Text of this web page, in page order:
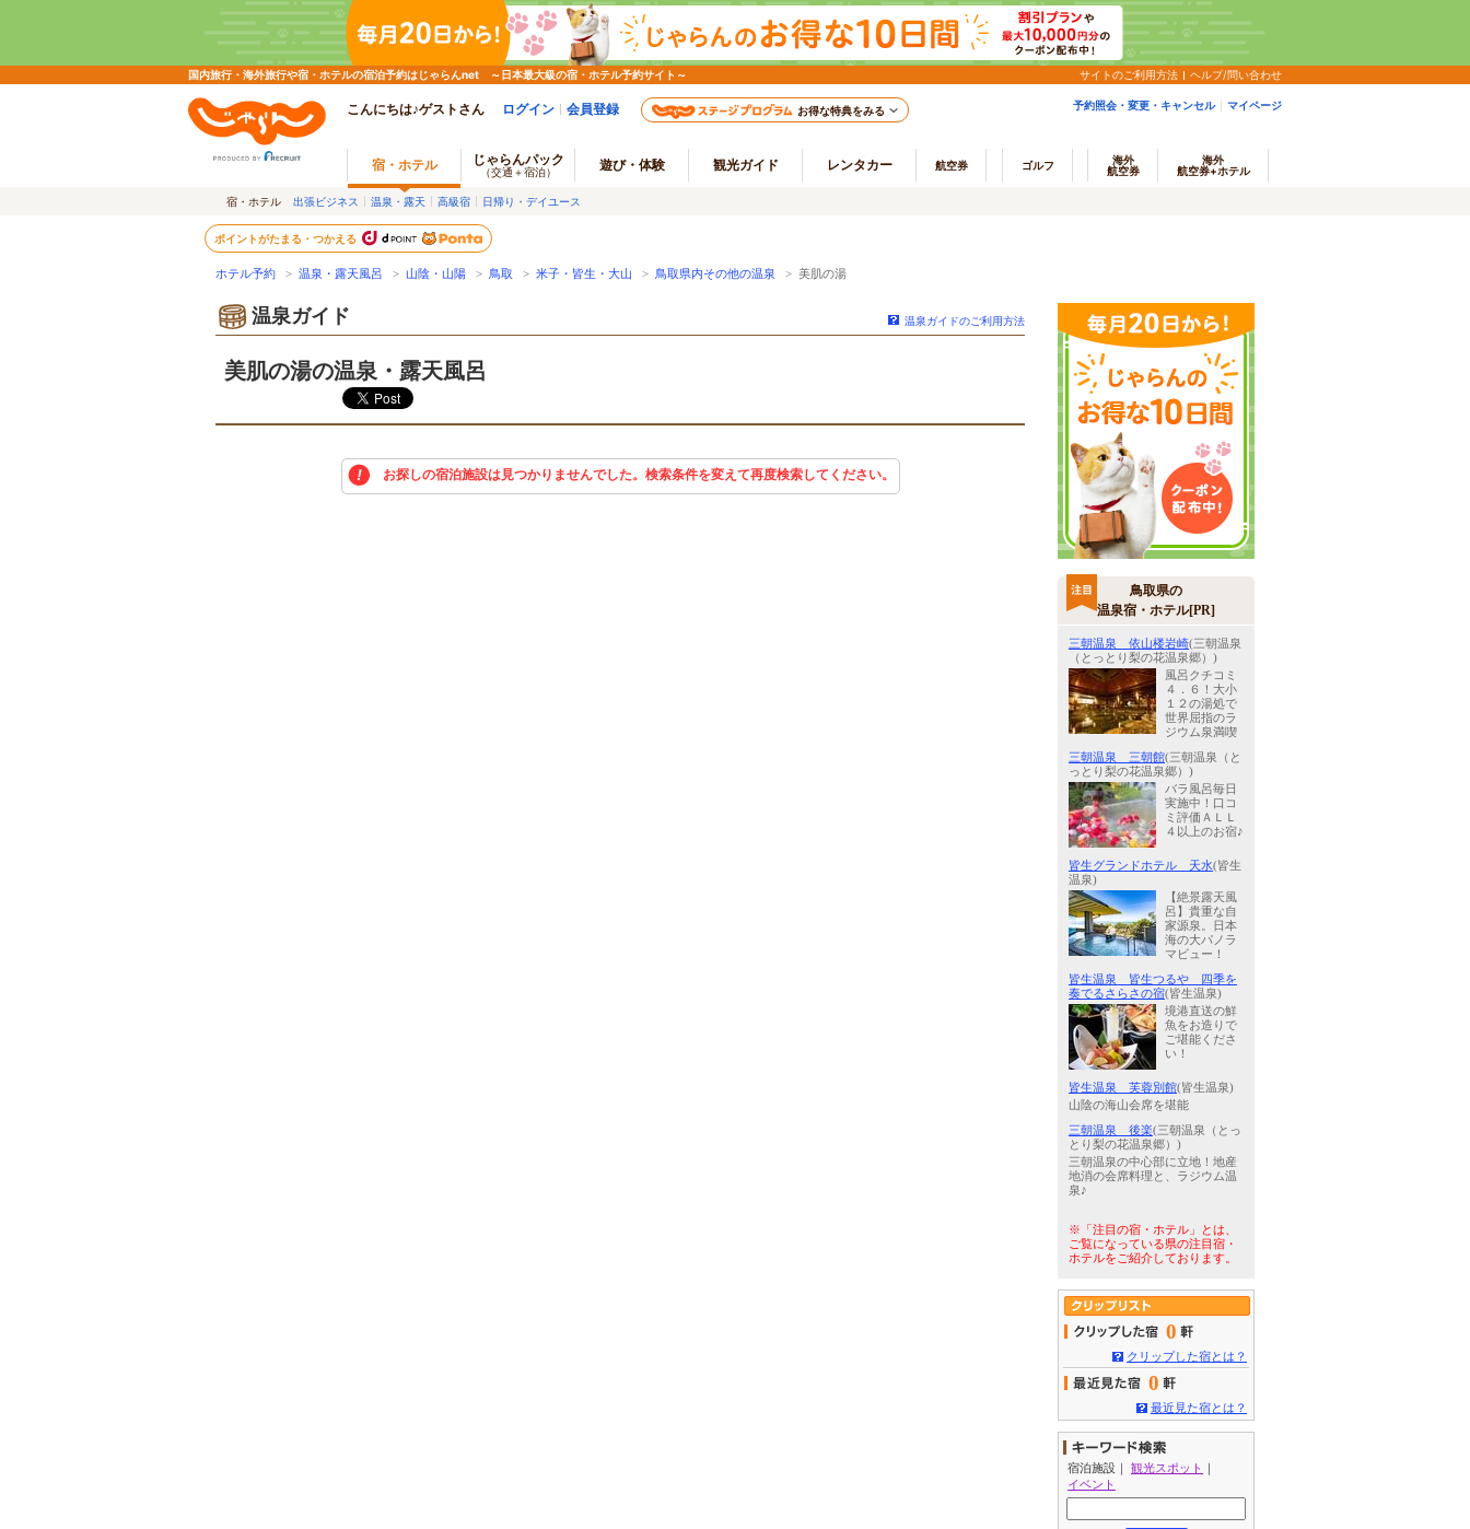
国内旅行・海外旅行や宿・ホテルの宿泊予約はじゃらんnet ～日本最大級の宿・ホテル予約サイト～ サイトのご利用方法 ヘルプ/問い合わせ
こんにちは♪ゲストさん ログイン 会員登録 お得な特典をみる 予約照会・変更・キャンセル マイページ
宿・ホテル じゃらんパック
（交通＋宿泊） 遊び・体験 観光ガイド レンタカー 航空券 ゴルフ
海外
航空券
海外
航空券+ホテル
宿・ホテル 出張ビジネス 温泉・露天 高級宿 日帰り・デイユース
ポイントがたまる・つかえる
ホテル予約 > 温泉・露天風呂 > 山陰・山陽 > 鳥取 > 米子・皆生・大山 > 鳥取県内その他の温泉 > 美肌の湯
温泉ガイド 温泉ガイドのご利用方法
美肌の湯の温泉・露天風呂
お探しの宿泊施設は見つかりませんでした。検索条件を変えて再度検索してください。
鳥取県の
温泉宿・ホテル[PR]
三朝温泉 依山楼岩崎(三朝温泉
（とっとり梨の花温泉郷）)
風呂クチコミ
４．６！大小
１２の湯処で
世界屈指のラ
ジウム泉満喫
三朝温泉 三朝館(三朝温泉（と
っとり梨の花温泉郷）)
バラ風呂毎日
実施中！口コ
ミ評価ＡＬＬ
４以上のお宿♪
皆生グランドホテル 天水(皆生
温泉)
【絶景露天風
呂】貴重な自
家源泉。日本
海の大パノラ
マビュー！
皆生温泉 皆生つるや 四季を
奏でるさらさの宿(皆生温泉)
境港直送の鮮
魚をお造りで
ご堪能くださ
い！
皆生温泉 芙蓉別館(皆生温泉)
山陰の海山会席を堪能
三朝温泉 後楽(三朝温泉（とっ
とり梨の花温泉郷）)
三朝温泉の中心部に立地！地産
地消の会席料理と、ラジウム温
泉♪
※「注目の宿・ホテル」とは、
ご覧になっている県の注目宿・
ホテルをご紹介しております。
0
クリップした宿とは？
0
最近見た宿とは？
宿泊施設 ｜ 観光スポット ｜
イベント